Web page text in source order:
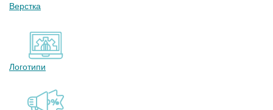
Верстка
Логотипи